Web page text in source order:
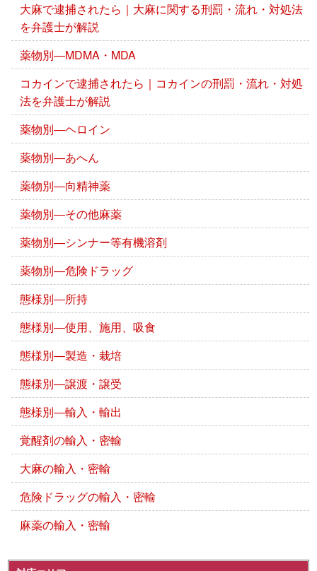
大麻で逮捕されたら｜大麻に関する刑罰・流れ・対処法
を弁護士が解説
薬物別―MDMA・MDA
コカインで逮捕されたら｜コカインの刑罰・流れ・対処
法を弁護士が解説
薬物別―ヘロイン
薬物別―あへん
薬物別―向精神薬
薬物別―その他麻薬
薬物別―シンナー等有機溶剤
薬物別―危険ドラッグ
態様別―所持
態様別―使用、施用、吸食
態様別―製造・栽培
態様別―譲渡・譲受
態様別―輸入・輸出
覚醒剤の輸入・密輸
大麻の輸入・密輸
危険ドラッグの輸入・密輸
麻薬の輸入・密輸